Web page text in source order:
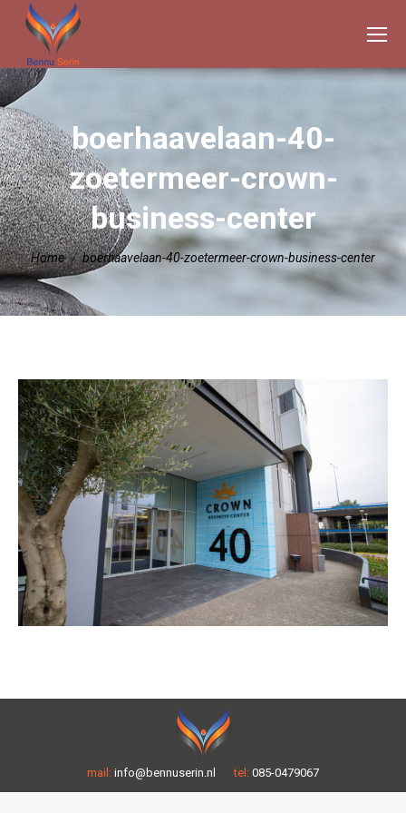
boerhaavelaan-40-
zoetermeer-crown-
business-center
Je bent hier:
Home boerhaavelaan-40-zoetermeer-crown-business-center
mail: info@bennuserin.nl tel: 085-0479067